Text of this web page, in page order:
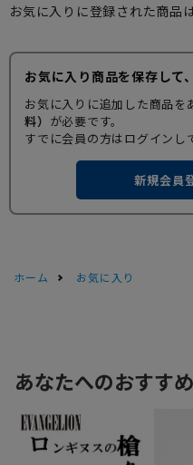
お気に入りに登録された商品
お気に入り商品を保存して
お気に入りに追加した商品を
料） が必要です。
すでに会員の方はログインし
新規会員
ホーム お気に入り